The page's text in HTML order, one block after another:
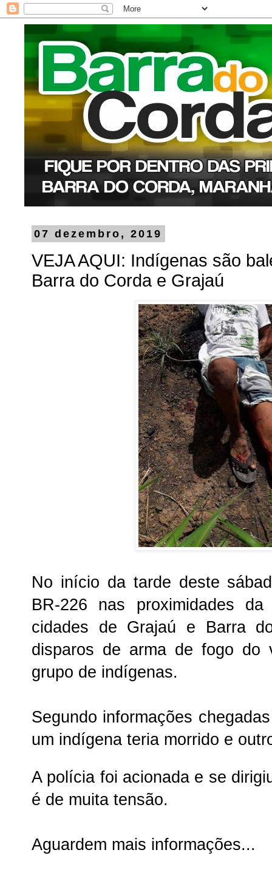
07 dezembro, 2019
VEJA AQUI: Indígenas são
Barra do Corda e Grajaú
No início da tarde deste
BR-226 nas proximidades
cidades de Grajaú e Barra
disparos de arma de fogo
grupo de indígenas.
Segundo informações
um indígena teria morrido e
A polícia foi acionada e se
é de muita tensão.
Aguardem mais informações...